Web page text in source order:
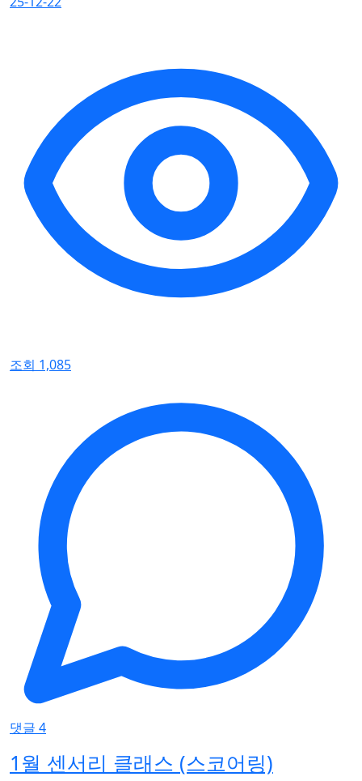
조회 1,085
댓글 4
1월 센서리 클래스 (스코어링)